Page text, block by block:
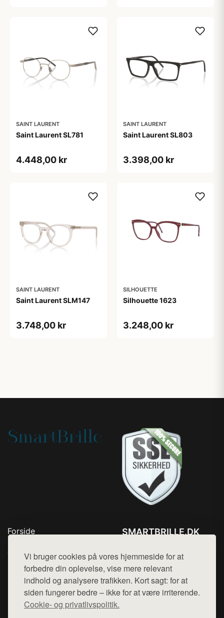
Vi bruger cookies på vores hjemmeside for at
forbedre din oplevelse, vise mere relevant
indhold og analysere trafikken. Kort sagt: for at
siden fungerer bedre – ikke for at være irriterende.
Cookie- og privatlivspolitik.
SAINT LAURENT
Saint Laurent SL781
4.448,00 kr
SAINT LAURENT
Saint Laurent SL803
3.398,00 kr
SAINT LAURENT
Saint Laurent SLM147
3.748,00 kr
SILHOUETTE
Silhouette 1623
3.248,00 kr
Forside
Top Rabatter
Blog
Kontakt
SMARTBRILLE.DK
Mail: hej@want.dk
Cookie- og privatlivspolitik